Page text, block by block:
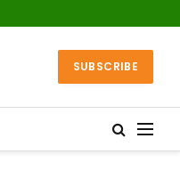
SUBSCRIBE